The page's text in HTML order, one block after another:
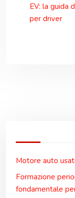
EV: la guida
per driver
Motore auto
Formazione
fondamentale